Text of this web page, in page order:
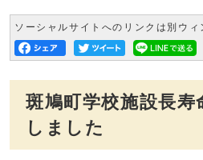
ソーシャルサイトへのリンクは別ウィ
斑鳩町学校施設長寿
しました